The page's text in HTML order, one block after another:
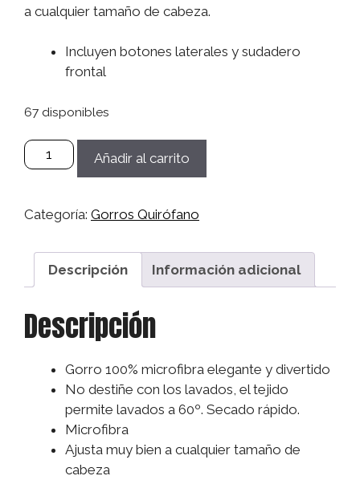
a cualquier tamaño de cabeza.
Incluyen botones laterales y sudadero
frontal
67 disponibles
Gorro
Microfibra
Quirófano,
Enfermera,
Dentistas
Mujer/Hombre
Dentista
Añadir al carrito
Categoría: Gorros Quirófano
Descripción Información adicional
Descripción
Gorro 100% microfibra elegante y divertido
No destiñe con los lavados, el tejido
permite lavados a 60º. Secado rápido.
Microfibra
Ajusta muy bien a cualquier tamaño de
cabeza